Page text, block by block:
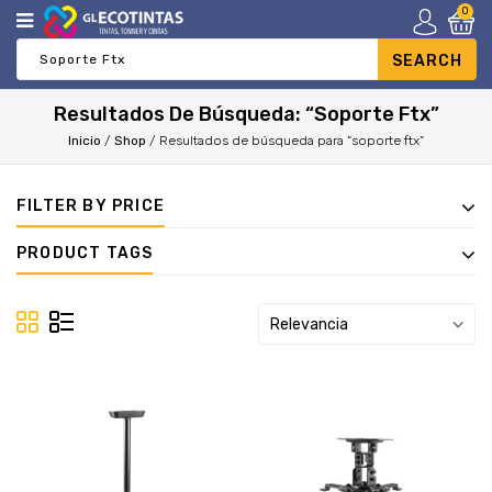
0
Resultados De Búsqueda: “soporte Ftx”
Inicio / Shop / Resultados de búsqueda para “soporte ftx”
FILTER BY PRICE
PRODUCT TAGS
Relevancia